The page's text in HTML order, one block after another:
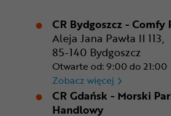
CR Bydgoszcz - Comfy
Aleja Jana Pawła II 113,
85-140 Bydgoszcz
Otwarte od: 9:00 do 21:00
Zobacz więcej CR
CR Gdańsk - Morski
Handlowy